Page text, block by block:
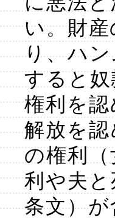
い。財
り、ハ
すると
権利を
解放を
の権利
利や夫
条文）